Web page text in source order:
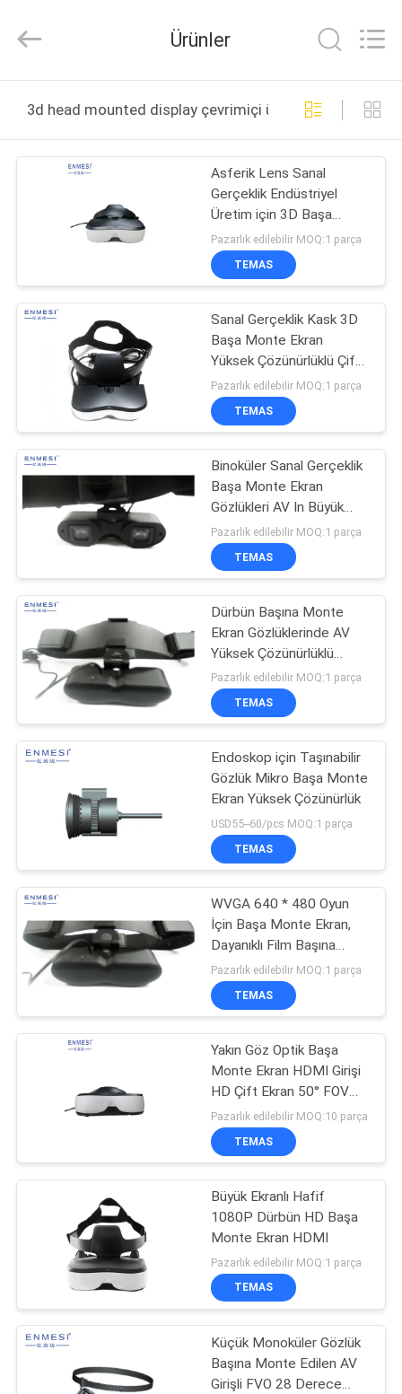
ÜRÜN:%
HAKKIMIZDA
FABRIKA
TURU
KALITE
KONTROL
HABERLER
VAKALAR
BIR
TEKLIF
ISTEĞI
SHOPPING
ONLINE
HARITASI
GIZLILIK
POLITIKASI
Technology
Rights
Ürünler
3d head mounted display çevrimiçi üretim
Asferik Lens Sanal
Gerçeklik Endüstriyel
Üretim için 3D Başa
Monte Ekran TFT LCD
Pazarlık edilebilir MOQ:1 parça
TEMAS
Sanal Gerçeklik Kask 3D
Başa Monte Ekran
Yüksek Çözünürlüklü Çift
Ekran
Pazarlık edilebilir MOQ:1 parça
TEMAS
Binoküler Sanal Gerçeklik
Başa Monte Ekran
Gözlükleri AV In Büyük
Ekranlı
Pazarlık edilebilir MOQ:1 parça
TEMAS
Dürbün Başına Monte
Ekran Gözlüklerinde AV
Yüksek Çözünürlüklü
Dikey Şerit
Pazarlık edilebilir MOQ:1 parça
TEMAS
Endoskop için Taşınabilir
Gözlük Mikro Başa Monte
Ekran Yüksek Çözünürlük
USD55--60/pcs MOQ:1 parça
TEMAS
WVGA 640 * 480 Oyun
İçin Başa Monte Ekran,
Dayanıklı Film Başına
Monte Ekran
Pazarlık edilebilir MOQ:1 parça
TEMAS
Yakın Göz Optik Başa
Monte Ekran HDMI Girişi
HD Çift Ekran 50° FOV
VR Kask
Pazarlık edilebilir MOQ:10 parça
TEMAS
Büyük Ekranlı Hafif
1080P Dürbün HD Başa
Monte Ekran HDMI
Pazarlık edilebilir MOQ:1 parça
TEMAS
Küçük Monoküler Gözlük
Başına Monte Edilen AV
Girişli FVO 28 Derece